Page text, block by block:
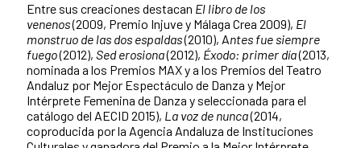
Entre sus creaciones destacan El libro de los
venenos(2009, Premio Injuve y Málaga Crea 2009), El
monstruo de las dos espaldas(2010), Antes fue siempre
fuego(2012), Sed erosiona(2012), Éxodo: primer día(2013,
nominada a los Premios MAX y a los Premios del Teatro
Andaluz por Mejor Espectáculo de Danza y Mejor
Intérprete Femenina de Danza y seleccionada para el
catálogo del AECID 2015), La voz de nunca(2014,
coproducida por la Agencia Andaluza de Instituciones